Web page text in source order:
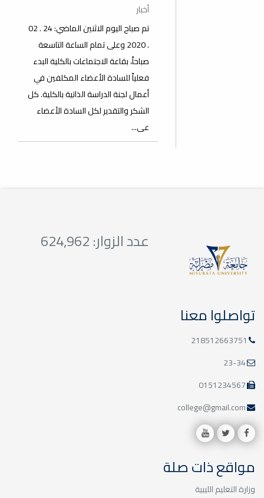
أخبار
تم صباح اليوم الاثنين الماضي: 24 . 02
. 2020 وعلى تمام الساعة التاسعة
صباحاً، بقاعة الاجتماعات بالكلية البدء
فعلياً للسادة الأعضاء المكلفين في
أعمال لجنة الدراسة الذاتية بالكلية. كل
الشكر والتقدير لكل السادة الأعضاء
عى...
عدد الزوار: 624,962
تواصلوا معنا
218512663751
23-34
0151234567
college@gmail.com
مواقع ذات صلة
وزارة التعليم الليبية